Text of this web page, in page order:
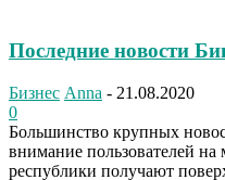
Последние новости
Бизнес Anna - 21.08.2020
0
Большинство крупных
внимание пользователей
республики получают